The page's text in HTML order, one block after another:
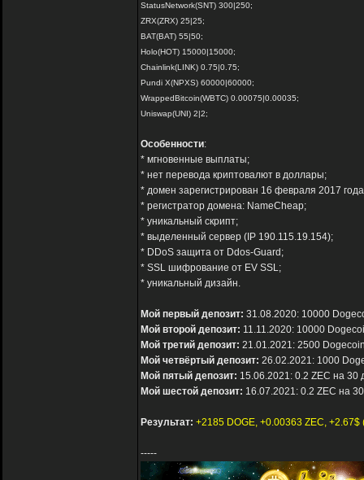
StatusNetwork(SNT) 300|250;
ZRX(ZRX) 25|25;
BAT(BAT) 55|50;
Holo(HOT) 15000|15000;
Chainlink(LINK) 0.75|0.75;
Pundi X(NPXS) 60000|60000;
WrappedBitcoin(WBTC) 0.00075|0.00035;
Uniswap(UNI) 2|2;
Особенности:
* мгновенные выплаты;
* нет перевода криптовалют в доллары;
* домен зарегистрирован 16 февраля 2017
* регистратор домена: NameCheap;
* уникальный скрипт;
* выделенный сервер (IP 190.115.19.154);
* DDoS защита от Ddos-Guard;
* SSL шифрование от EV SSL;
* уникальный дизайн.
Мой первый депозит: 31.08.2020: 10000
Мой второй депозит: 11.11.2020: 10000
Мой третий депозит: 21.01.2021: 2500
Мой четвёртый депозит: 26.02.2021: 1000
Мой пятый депозит: 15.06.2021: 0.2 ZEC на
Мой шестой депозит: 16.07.2021: 0.2 ZEC на
Результат: +2185 DOGE, +0.00363 ZEC,
-----